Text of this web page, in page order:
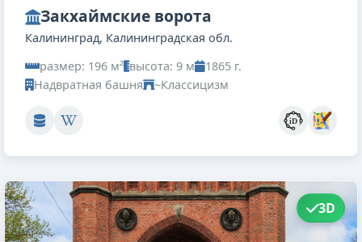
Закхаймские ворота
Калининград, Калининградская обл.
размер: 196 м² высота: 9 м
1865 г.
Надвратная башня
~Классицизм
3D